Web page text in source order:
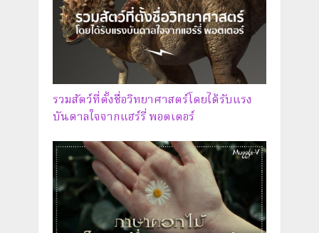
รวมสัตว์ที่ตั้งชื่อวิทยาศาสตร์โดยได้รับแรง
บันดาลใจจากแฮร์รี่ พอตเตอร์